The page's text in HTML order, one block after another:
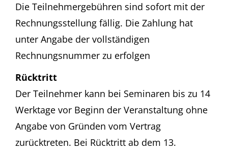
Die Teilnehmergebühren sind sofort mit der
Rechnungsstellung fällig. Die Zahlung hat
unter Angabe der vollständigen
Rechnungsnummer zu erfolgen
Rücktritt
Der Teilnehmer kann bei Seminaren bis zu 14
Werktage vor Beginn der Veranstaltung ohne
Angabe von Gründen vom Vertrag
zurücktreten. Bei Rücktritt ab dem 13.